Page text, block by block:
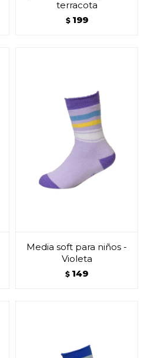
terracota
$ 199
Media soft para niños -
Violeta
$ 149